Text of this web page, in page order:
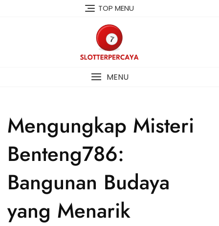
TOP MENU
MENU
Mengungkap Misteri
Benteng786:
Bangunan Budaya
yang Menarik